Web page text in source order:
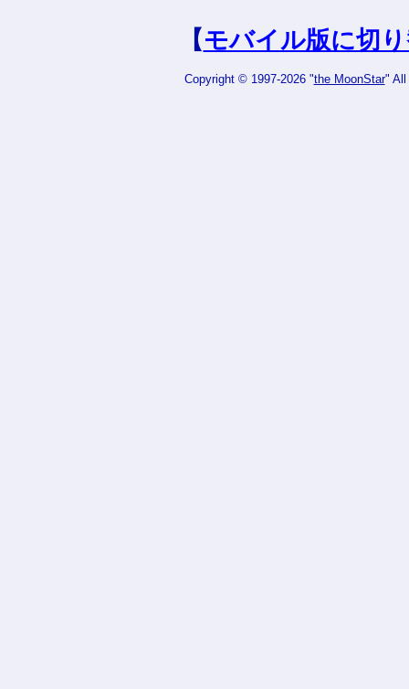
【モバイル版に切
Copyright © 1997-2026 "the MoonStar" All